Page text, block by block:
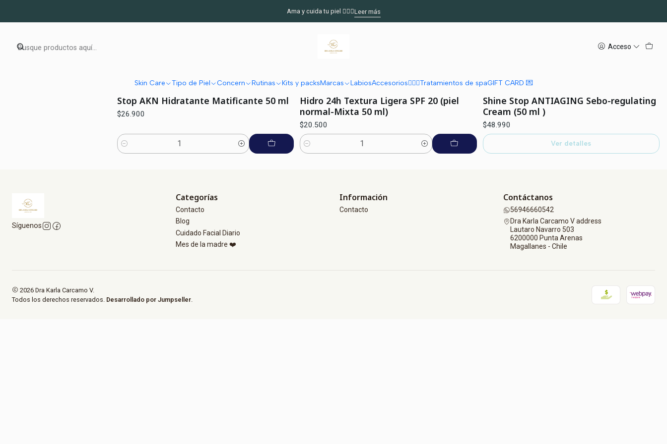
Acceso
Skin Care Tipo de Piel Concern Rutinas Kits y packsMarcas LabiosAccesorios🧖🏽‍♀️Tratamientos de spaGIFT CARD 💌
Ama y cuida tu piel 🧖🏻‍♀️Leer más
Rutinas Rutina Adolescente Crema día
Crema día
Stop AKN Hidratante Matificante 50 ml
$26.900
Cantidad
|Laboratorios Babé
Hidro 24h Textura Ligera SPF 20 (piel
normal-Mixta 50 ml)
$20.500
Cantidad
Shine Stop ANTIAGING Sebo-regulating
Cream (50 ml )
$48.990
Ver detalles
Síguenos
Categorías
Contacto
Blog
Cuidado Facial Diario
Mes de la madre ❤️
Información
Contacto
Contáctanos
56946660542
Dra Karla Carcamo V address
Lautaro Navarro 503
6200000 Punta Arenas
Magallanes - Chile
2026 Dra Karla Carcamo V.
Todos los derechos reservados. Desarrollado por Jumpseller.